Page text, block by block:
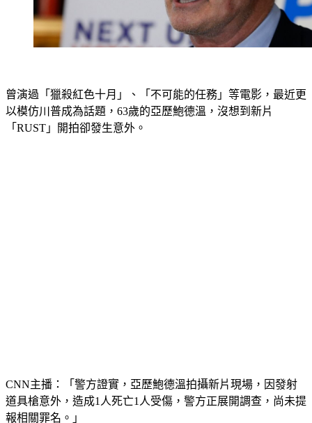
曾演過「獵殺紅色十月」、「不可能的任務」等電影，最近更
以模仿川普成為話題，63歲的亞歷鮑德溫，沒想到新片
CNN主播：「警方證實，亞歷鮑德溫拍攝新片現場，因發射
道具槍意外，造成1人死亡1人受傷，警方正展開調查，尚未提